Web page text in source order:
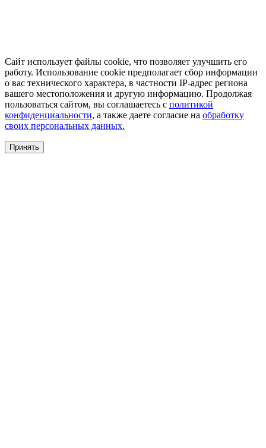
Сайт использует файлы cookie, что позволяет улучшить его
работу. Использование cookie предполагает сбор информации
о вас технического характера, в частности IP-адрес региона
вашего местоположения и другую информацию. Продолжая
пользоваться сайтом, вы соглашаетесь с политикой
конфиденциальности, а также даете согласие на обработку
своих персональных данных.
Принять